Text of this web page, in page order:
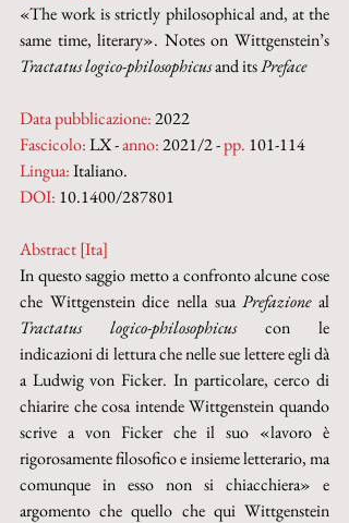
«The work is strictly philosophical and, at the
Tractatus logico-philosophicus and its Preface
Data pubblicazione: 2022
Fascicolo: LX - anno: 2021/2 - pp. 101-114
Lingua: Italiano.
DOI: 10.1400/287801
Abstract [Ita]
In questo saggio metto a confronto alcune cose
che Wittgenstein dice nella sua Prefazione
Tractatus logico-philosophicus con le
indicazioni di lettura che nelle sue lettere egli dà
a Ludwig von Ficker. In particolare, cerco di
chiarire che cosa intende Wittgenstein quando
scrive a von Ficker che il suo «lavoro è
rigorosamente filosofico e insieme letterario, ma
comunque in esso non si chiacchiera» e
argomento che quello che qui Wittgenstein